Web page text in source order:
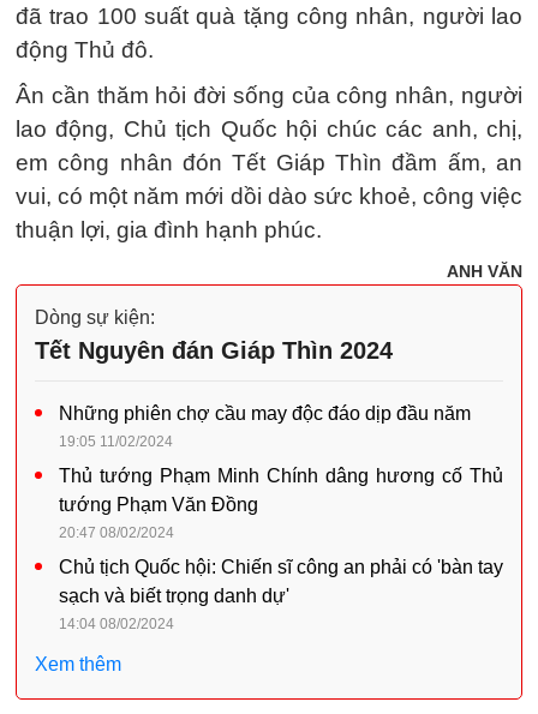
đã trao 100 suất quà tặng công nhân, người lao
động Thủ đô.
Ân cần thăm hỏi đời sống của công nhân, người
lao động, Chủ tịch Quốc hội chúc các anh, chị,
em công nhân đón Tết Giáp Thìn đầm ấm, an
vui, có một năm mới dồi dào sức khoẻ, công việc
thuận lợi, gia đình hạnh phúc.
ANH VĂN
Dòng sự kiện:
Tết Nguyên đán Giáp Thìn 2024
Những phiên chợ cầu may độc đáo dịp đầu năm
19:05 11/02/2024
Thủ tướng Phạm Minh Chính dâng hương cố Thủ
tướng Phạm Văn Đồng
20:47 08/02/2024
Chủ tịch Quốc hội: Chiến sĩ công an phải có 'bàn tay
sạch và biết trọng danh dự'
14:04 08/02/2024
Xem thêm